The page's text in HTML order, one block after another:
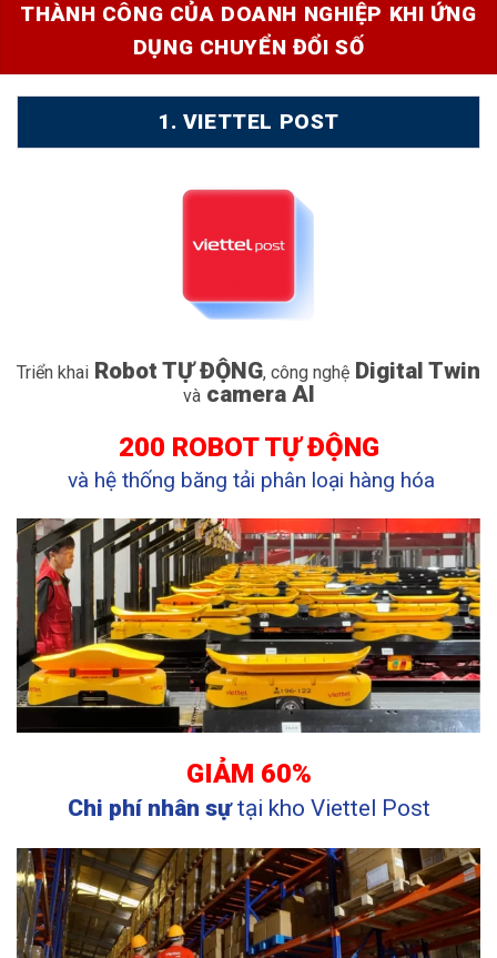
THÀNH CÔNG CỦA DOANH NGHIỆP KHI ỨNG
DỤNG CHUYỂN ĐỔI SỐ
1. VIETTEL POST
Triển khai Robot TỰ ĐỘNG, công nghệ Digital Twin
vàcamera AI
200 ROBOT TỰ ĐỘNG
và hệ thống băng tải phân loại hàng hóa
GIẢM 60%
Chi phí nhân sựtại kho Viettel Post